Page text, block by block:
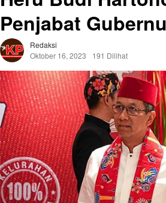
Penjabat
Redaksi
Oktober 16, 2023
191 Dilihat